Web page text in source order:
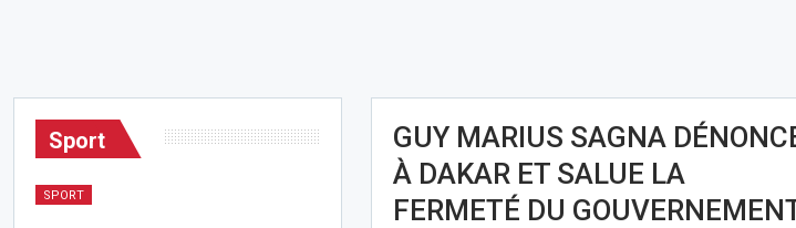
GUY MARIUS SAGNA
À DAKAR ET SALUE LA
FERMETÉ DU
Sport
SPORT